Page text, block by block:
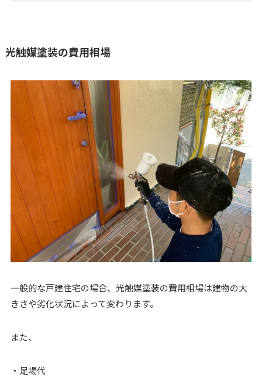
光触媒塗装の費用相場
一般的な戸建住宅の場合、光触媒塗装の費用相場は建物の大
きさや劣化状況によって変わります。
また、
・足場代